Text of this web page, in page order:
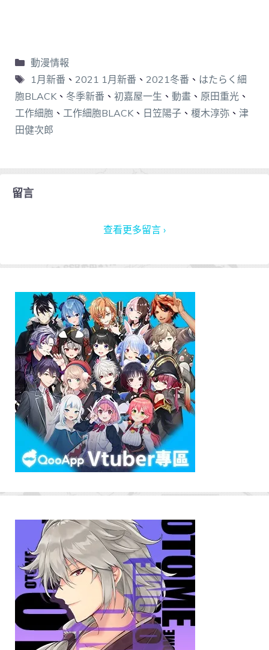
動漫情報
1月新番 、 2021 1月新番 、 2021冬番 、 はたらく細
胞BLACK 、 冬季新番 、 初嘉屋一生 、 動畫 、 原田重光 、
工作細胞 、 工作細胞BLACK 、 日笠陽子 、 榎木淳弥 、 津
田健次郎
留言
查看更多留言 ›